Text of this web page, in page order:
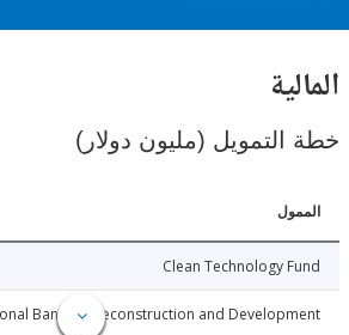
(مليون دولار)
Clean Technology
International Bank for Reconstruction and